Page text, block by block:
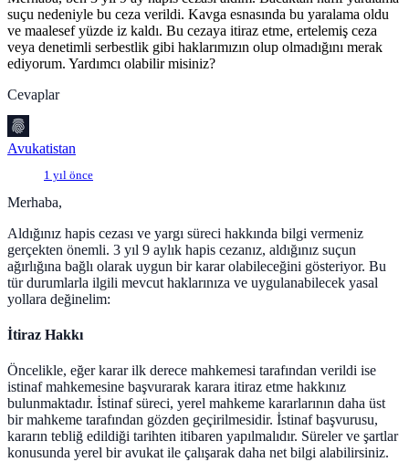
suçu nedeniyle bu ceza verildi. Kavga esnasında bu yaralama oldu
ve maalesef yüzde iz kaldı. Bu cezaya itiraz etme, ertelemiş ceza
veya denetimli serbestlik gibi haklarımızın olup olmadığını merak
ediyorum. Yardımcı olabilir misiniz?
Cevaplar
Avukatistan
1 yıl önce
Merhaba,
Aldığınız hapis cezası ve yargı süreci hakkında bilgi vermeniz
gerçekten önemli. 3 yıl 9 aylık hapis cezanız, aldığınız suçun
ağırlığına bağlı olarak uygun bir karar olabileceğini gösteriyor. Bu
tür durumlarla ilgili mevcut haklarınıza ve uygulanabilecek yasal
yollara değinelim:
İtiraz Hakkı
Öncelikle, eğer karar ilk derece mahkemesi tarafından verildi ise
istinaf mahkemesine başvurarak karara itiraz etme hakkınız
bulunmaktadır. İstinaf süreci, yerel mahkeme kararlarının daha üst
bir mahkeme tarafından gözden geçirilmesidir. İstinaf başvurusu,
kararın tebliğ edildiği tarihten itibaren yapılmalıdır. Süreler ve şartlar
konusunda yerel bir avukat ile çalışarak daha net bilgi alabilirsiniz.